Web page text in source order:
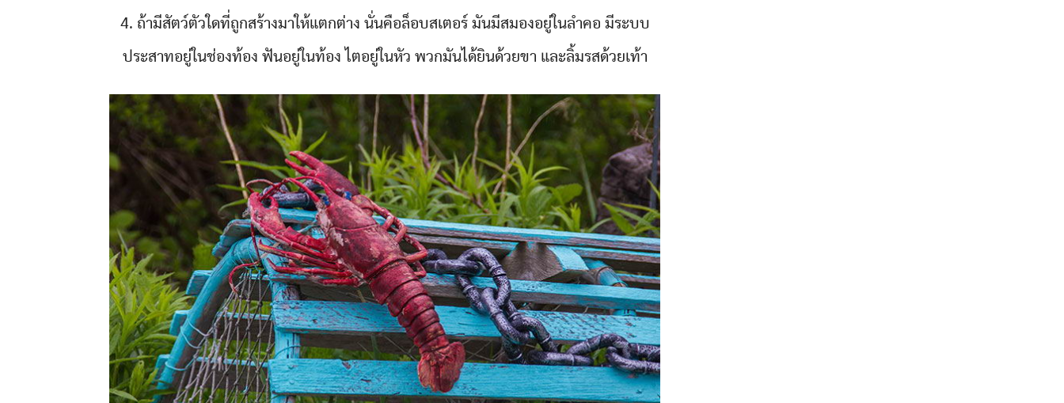
4. ถ้ามีสัตว์ตัวใดที่ถูกสร้างมาให้แตกต่าง นั่นคือล็อบสเตอร์ มันมีสมองอยู่ในลำคอ มีระบบ
ประสาทอยู่ในช่องท้อง ฟันอยู่ในท้อง ไตอยู่ในหัว พวกมันได้ยินด้วยขา และลิ้มรสด้วยเท้า